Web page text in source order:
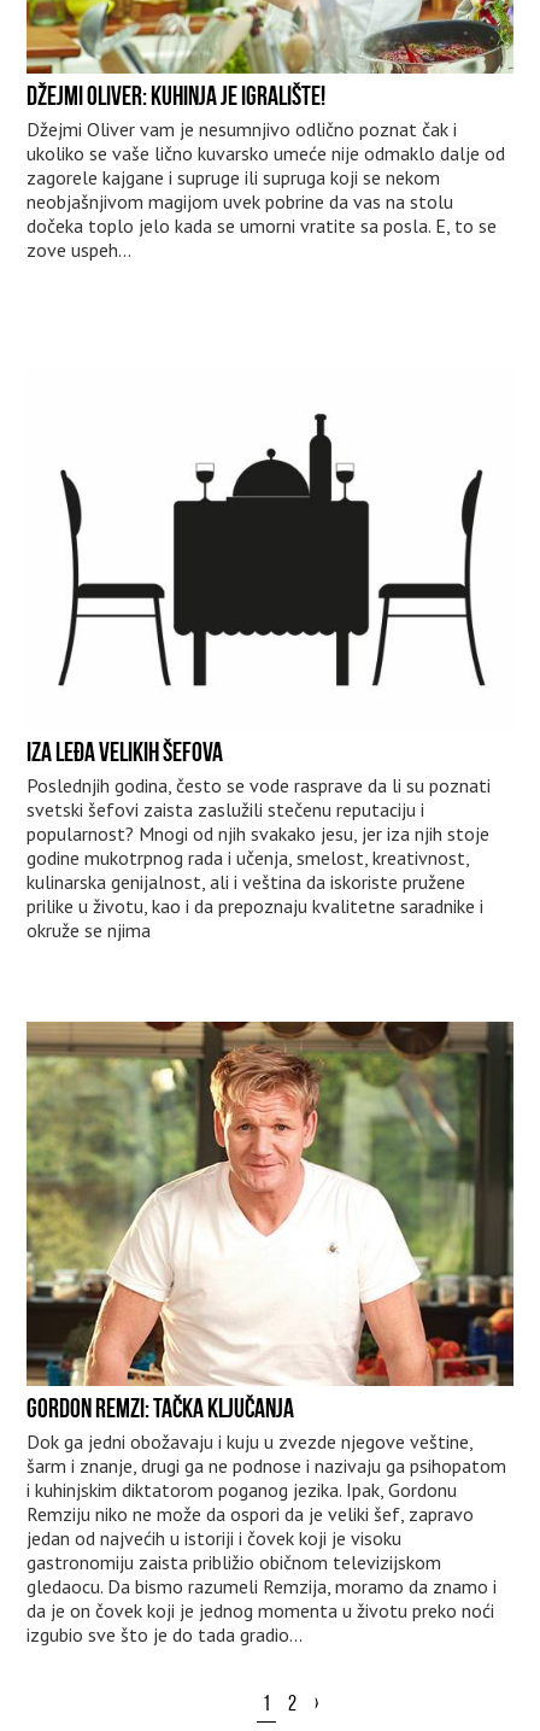
DŽEJMI OLIVER: KUHINJA JE IGRALIŠTE!
Džejmi Oliver vam je nesumnjivo odlično poznat čak i
ukoliko se vaše lično kuvarsko umeće nije odmaklo dalje od
zagorele kajgane i supruge ili supruga koji se nekom
neobjašnjivom magijom uvek pobrine da vas na stolu
dočeka toplo jelo kada se umorni vratite sa posla. E, to se
zove uspeh...
IZA LEĐA VELIKIH ŠEFOVA
Poslednjih godina, često se vode rasprave da li su poznati
svetski šefovi zaista zaslužili stečenu reputaciju i
popularnost? Mnogi od njih svakako jesu, jer iza njih stoje
godine mukotrpnog rada i učenja, smelost, kreativnost,
kulinarska genijalnost, ali i veština da iskoriste pružene
prilike u životu, kao i da prepoznaju kvalitetne saradnike i
okruže se njima
GORDON REMZI: TAČKA KLJUČANJA
Dok ga jedni obožavaju i kuju u zvezde njegove veštine,
šarm i znanje, drugi ga ne podnose i nazivaju ga psihopatom
i kuhinjskim diktatorom poganog jezika. Ipak, Gordonu
Remziju niko ne može da ospori da je veliki šef, zapravo
jedan od najvećih u istoriji i čovek koji je visoku
gastronomiju zaista približio običnom televizijskom
gledaocu. Da bismo razumeli Remzija, moramo da znamo i
da je on čovek koji je jednog momenta u životu preko noći
izgubio sve što je do tada gradio...
1 2 ›